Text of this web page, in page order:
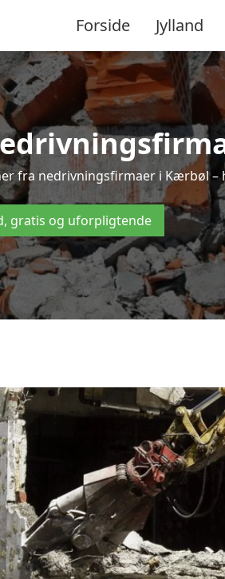
Forside Jylland
fra nedrivningsfirmaer i Kærbøl –
gratis og uforpligtende